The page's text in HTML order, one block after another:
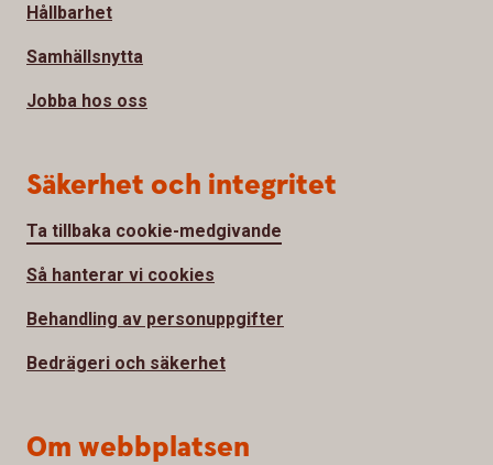
Hållbarhet
Samhällsnytta
Jobba hos oss
Säkerhet och integritet
Ta tillbaka cookie-medgivande
Så hanterar vi cookies
Behandling av personuppgifter
Bedrägeri och säkerhet
Om webbplatsen